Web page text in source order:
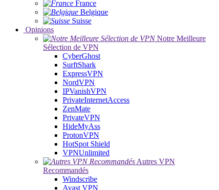
France
Belgique
Suisse
Opinions
Notre Meilleure
Sélection de VPN
CyberGhost
SurftShark
ExpressVPN
NordVPN
IPVanishVPN
PrivateInternetAccess
ZenMate
PrivateVPN
HideMyAss
ProtonVPN
HotSpot Shield
VPNUnlimited
Autres VPN
Recommandés
Windscribe
Avast VPN